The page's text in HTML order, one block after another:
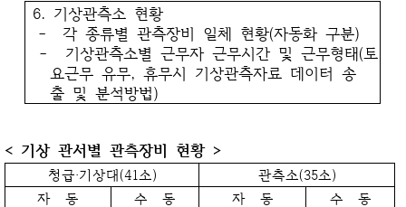
6. 기상관측소 현황
- 각 종류별 관측장비 일체 현황(자동화 구분)
- 기상관측소별 근무자 근무시간 및 근무형태(토
요근무 유무, 휴무시 기상관측자료 데이터 송
출 및 분석방법)
< 기상 관서별 관측장비 현황 >
청급‧기상대(41소)
관측소(35소)
자 동
수 동 자 동
수 동